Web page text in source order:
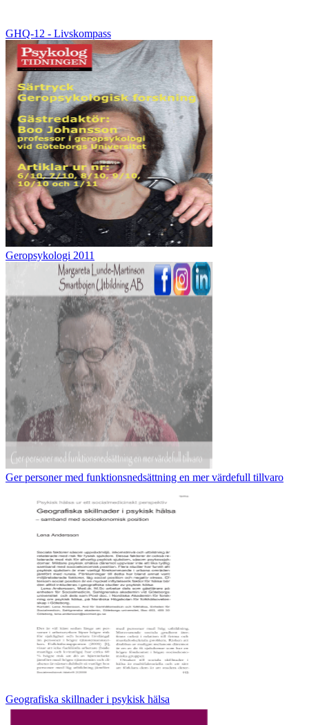
GHQ-12 - Livskompass
Geropsykologi 2011
Ger personer med funktionsnedsättning en mer värdefull tillvaro
Geografiska skillnader i psykisk hälsa